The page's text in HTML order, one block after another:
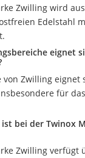
Zwilling wird
Edelstahl
eignet
von Zwilling eignet
für
bei der Twinox
Zwilling verfügt